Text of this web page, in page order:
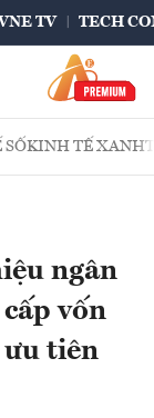
TV TECH
SỐKINH TẾ XANH
ngân
vốn
ưu tiên